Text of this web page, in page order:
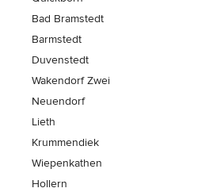
Bad Bramstedt
Barmstedt
Duvenstedt
Wakendorf Zwei
Neuendorf
Lieth
Krummendiek
Wiepenkathen
Hollern